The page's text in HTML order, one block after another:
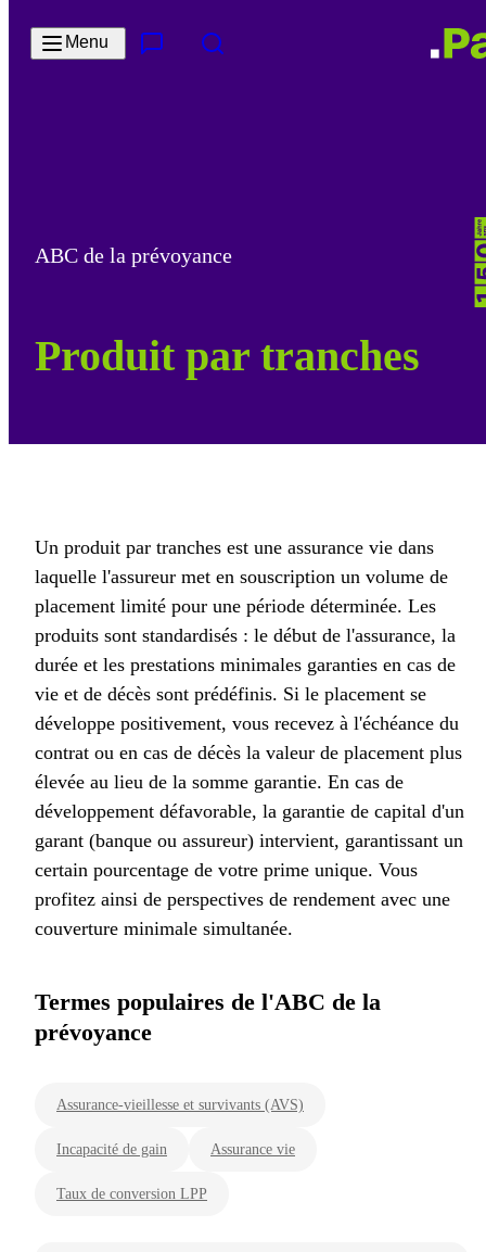
Menu
ABC de la prévoyance
Produit par tranches
Un produit par tranches est une assurance vie dans
laquelle l'assureur met en souscription un volume de
placement limité pour une période déterminée. Les
produits sont standardisés : le début de l'assurance, la
durée et les prestations minimales garanties en cas de
vie et de décès sont prédéfinis. Si le placement se
développe positivement, vous recevez à l'échéance du
contrat ou en cas de décès la valeur de placement plus
élevée au lieu de la somme garantie. En cas de
développement défavorable, la garantie de capital d'un
garant (banque ou assureur) intervient, garantissant un
certain pourcentage de votre prime unique. Vous
profitez ainsi de perspectives de rendement avec une
couverture minimale simultanée.
Termes populaires de l'ABC de la
prévoyance
Assurance-vieillesse et survivants (AVS)
Incapacité de gain Assurance vie
Taux de conversion LPP